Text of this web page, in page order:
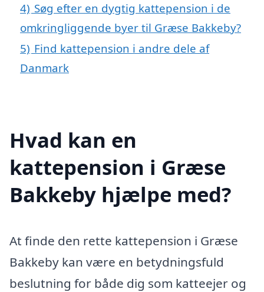
4) Søg efter en dygtig kattepension i de
omkringliggende byer til Græse Bakkeby?
5) Find kattepension i andre dele af
Danmark
Hvad kan en
kattepension i Græse
Bakkeby hjælpe med?
At finde den rette kattepension i Græse
Bakkeby kan være en betydningsfuld
beslutning for både dig som katteejer og